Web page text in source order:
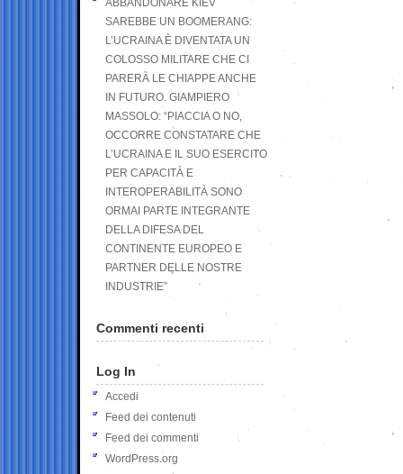
ABBANDONARE KIEV
SAREBBE UN BOOMERANG:
L’UCRAINA È DIVENTATA UN
COLOSSO MILITARE CHE CI
PARERÀ LE CHIAPPE ANCHE
IN FUTURO. GIAMPIERO
MASSOLO: “PIACCIA O NO,
OCCORRE CONSTATARE CHE
L’UCRAINA E IL SUO ESERCITO
PER CAPACITÀ E
INTEROPERABILITÀ SONO
ORMAI PARTE INTEGRANTE
DELLA DIFESA DEL
CONTINENTE EUROPEO E
PARTNER DELLE NOSTRE
INDUSTRIE”
Commenti recenti
Log In
Accedi
Feed dei contenuti
Feed dei commenti
WordPress.org